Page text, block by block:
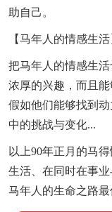
助自己。
【马年人的情感生活
把马年人的情感生
浓厚的兴趣，而且能
假如他们能够找到
中的挑战与变化...
以上90年正月的马
生活、在同时在事
马年人的生命之路最